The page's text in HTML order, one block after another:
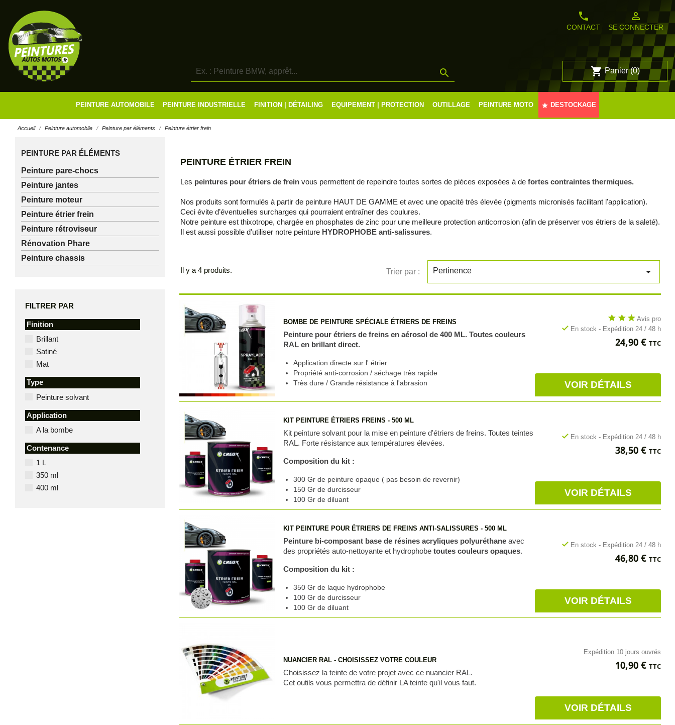

phone
CONTACT
person_outline
SE CONNECTER
shopping_cart Panier (0)
PEINTURE AUTOMOBILE PEINTURE INDUSTRIELLE FINITION | DÉTAILING EQUIPEMENT | PROTECTION OUTILLAGE PEINTURE MOTO star DESTOCKAGE
Accueil Peinture automobile Peinture par éléments Peinture étrier frein
PEINTURE PAR ÉLÉMENTS
Peinture pare-chocs
Peinture jantes
Peinture moteur
Peinture étrier frein
Peinture rétroviseur
Rénovation Phare
Peinture chassis
FILTRER PAR
Finition
Brillant
Satiné
Mat
Type
Peinture solvant
Application
A la bombe
Contenance
1 L
350 ml
400 ml
PEINTURE ÉTRIER FREIN
Les peintures pour étriers de frein vous permettent de repeindre toutes sortes de pièces exposées à de fortes contraintes thermiques.
Nos produits sont formulés à partir de peinture HAUT DE GAMME et avec une opacité très élevée (pigments micronisés facilitant l'application).
Ceci évite d’éventuelles surcharges qui pourraient entraîner des coulures.
Notre peinture est thixotrope, chargée en phosphates de zinc pour une meilleure protection anticorrosion (afin de préserver vos étriers de la saleté).
Il est aussi possible d'utiliser notre peinture HYDROPHOBE anti-salissures.
Il y a 4 produits. Trier par : Pertinence 
BOMBE DE PEINTURE SPÉCIALE ÉTRIERS DE FREINS
Peinture pour étriers de freins en aérosol de 400 ML. Toutes couleurs
RAL en brillant direct.
Application directe sur l' étrier
Propriété anti-corrosion / séchage très rapide
Très dure / Grande résistance à l'abrasion
star star star Avis pro
check En stock - Expédition 24 / 48 h
Prix
24,90 € TTC
VOIR DÉTAILS
KIT PEINTURE ÉTRIERS FREINS - 500 ML
Kit peinture solvant pour la mise en peinture d'étriers de freins. Toutes teintes
RAL. Forte résistance aux températures élevées.
Composition du kit :
300 Gr de peinture opaque ( pas besoin de revernir)
150 Gr de durcisseur
100 Gr de diluant
check En stock - Expédition 24 / 48 h
Prix
38,50 € TTC
VOIR DÉTAILS
KIT PEINTURE POUR ÉTRIERS DE FREINS ANTI-SALISSURES - 500 ML
Peinture bi-composant base de résines acryliques polyuréthane avec
des propriétés auto-nettoyante et hydrophobetoutes couleurs opaques.
Composition du kit :
350 Gr de laque hydrophobe
100 Gr de durcisseur
100 Gr de diluant
check En stock - Expédition 24 / 48 h
Prix
46,80 € TTC
VOIR DÉTAILS
NUANCIER RAL - CHOISISSEZ VOTRE COULEUR
Choisissez la teinte de votre projet avec ce nuancier RAL.
Cet outils vous permettra de définir LA teinte qu'il vous faut.
Expédition 10 jours ouvrés
Prix
10,90 € TTC
VOIR DÉTAILS